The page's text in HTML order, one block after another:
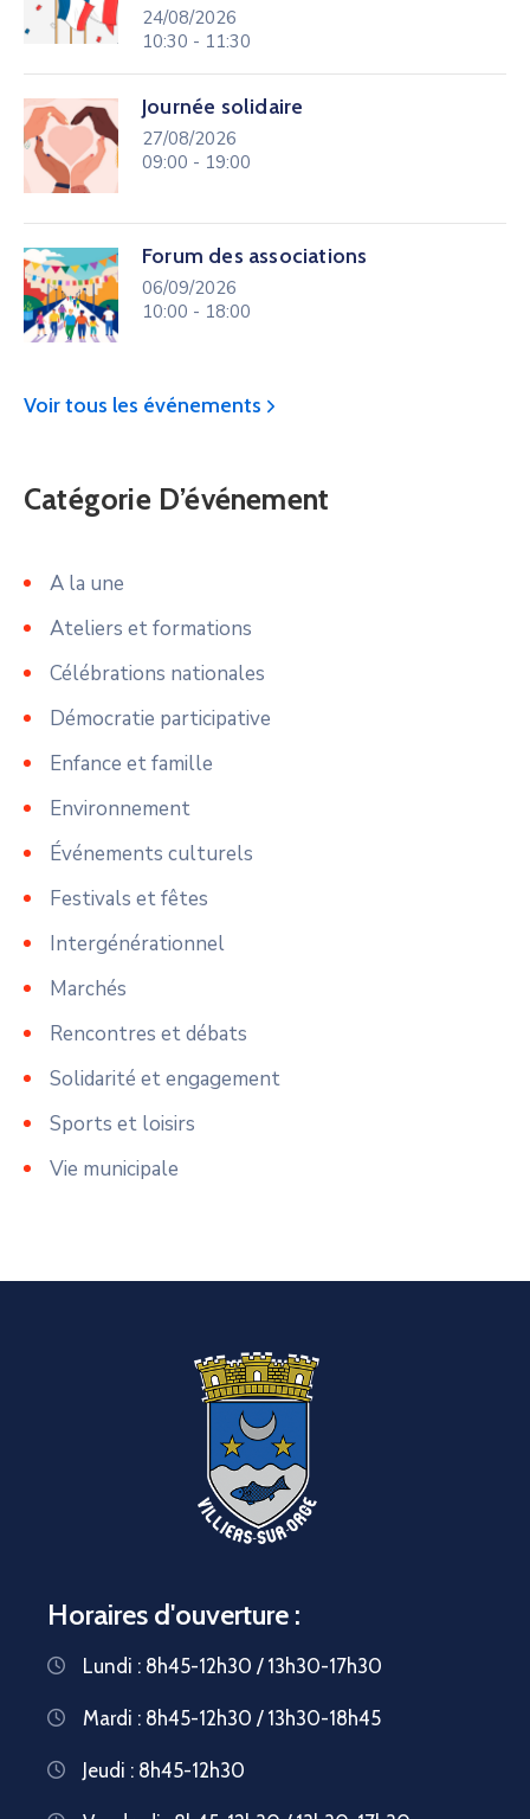
24/08/2026
10:30 - 11:30
Journée solidaire
27/08/2026
09:00 - 19:00
Forum des associations
06/09/2026
10:00 - 18:00
Voir tous les événements
Catégorie D’événement
A la une
Ateliers et formations
Célébrations nationales
Démocratie participative
Enfance et famille
Environnement
Événements culturels
Festivals et fêtes
Intergénérationnel
Marchés
Rencontres et débats
Solidarité et engagement
Sports et loisirs
Vie municipale
Horaires d'ouverture :
Lundi : 8h45-12h30 / 13h30-17h30
Mardi : 8h45-12h30 / 13h30-18h45
Jeudi : 8h45-12h30